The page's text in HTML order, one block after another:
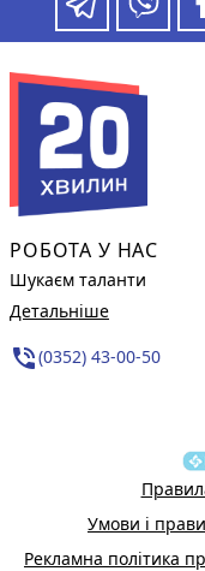
РОБОТА У НАС
Шукаєм таланти
Детальніше
phone_in_talk(0352) 43-00-50
Умови і
Рекламна політика